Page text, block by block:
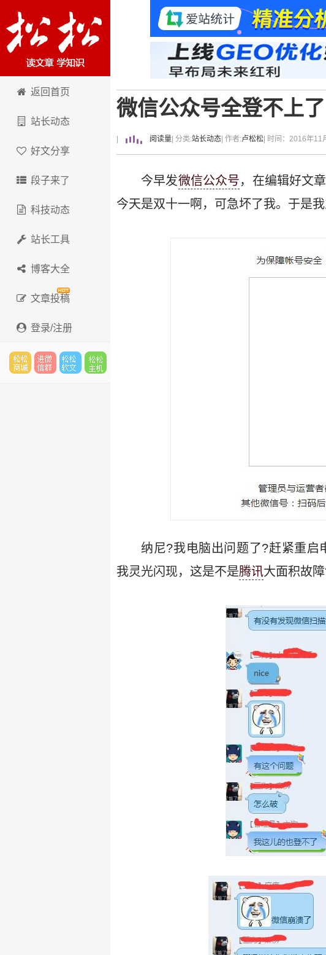
卢松松博客
返回首页
站长动态
好文分享
段子来了
科技动态
站长工具
博客大全
文章投稿
登录/注册
微信公众号全登不上
阅读量 | 分类:站长动态 | 作者:卢松松 | 时间：2016年
今早发微信公众号，在编辑好文
今天是双十一啊，可急坏了我。于是
纳尼?我电脑出问题了?赶紧重启
我灵光闪现，这是不是腾讯大面积故